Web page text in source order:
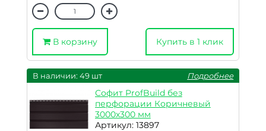
В корзину Купить в 1 клик
В наличии: 49 шт Подробнее
Софит ProfBuild без
перфорации Коричневый
3000х300 мм
Артикул: 13897